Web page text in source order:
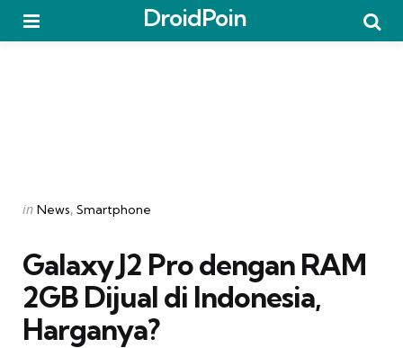
DroidPoin
Categories
Posted
in News Smartphone
Galaxy J2 Pro dengan RAM
2GB Dijual di Indonesia,
Harganya?